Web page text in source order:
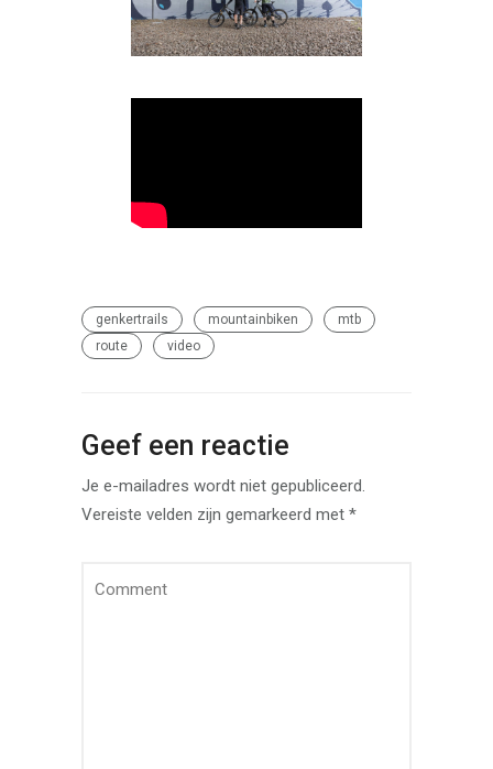
genkertrails mountainbiken
mtb
route
video
Geef een reactie
Je e-mailadres wordt niet gepubliceerd.
Vereiste velden zijn gemarkeerd met *